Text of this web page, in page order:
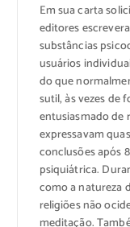
Em sua carta
editores
substâncias
usuários
do que
sutil, às vezes de
entusiasmado de
expressavam
conclusões após
psiquiátrica.
como a natureza
religiões não
meditação.